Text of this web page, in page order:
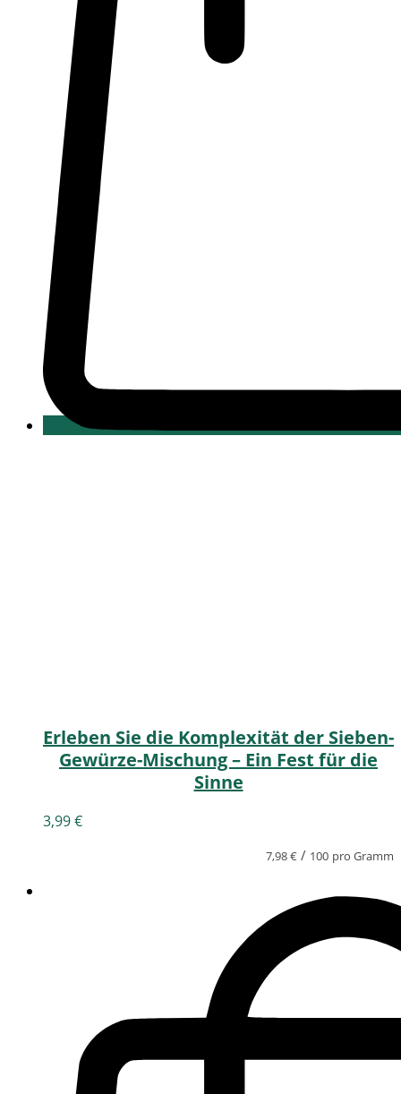
Erleben Sie die Komplexität der Sieben-
Gewürze-Mischung – Ein Fest für die
Sinne
3,99€
7,98€ / 100 pro Gramm